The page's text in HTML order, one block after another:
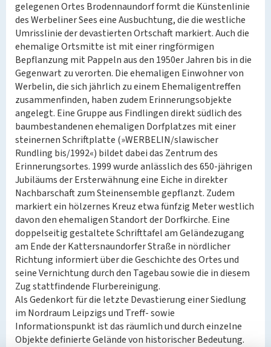
gelegenen Ortes Brodennaundorf formt die Künstenlinie
des Werbeliner Sees eine Ausbuchtung, die die westliche
Umrisslinie der devastierten Ortschaft markiert. Auch die
ehemalige Ortsmitte ist mit einer ringförmigen
Bepflanzung mit Pappeln aus den 1950er Jahren bis in die
Gegenwart zu verorten. Die ehemaligen Einwohner von
Werbelin, die sich jährlich zu einem Ehemaligentreffen
zusammenfinden, haben zudem Erinnerungsobjekte
angelegt. Eine Gruppe aus Findlingen direkt südlich des
baumbestandenen ehemaligen Dorfplatzes mit einer
steinernen Schriftplatte (»WERBELIN/slawischer
Rundling bis/1992«) bildet dabei das Zentrum des
Erinnerungsortes. 1999 wurde anlässlich des 650-jährigen
Jubiläums der Ersterwähnung eine Eiche in direkter
Nachbarschaft zum Steinensemble gepflanzt. Zudem
markiert ein hölzernes Kreuz etwa fünfzig Meter westlich
davon den ehemaligen Standort der Dorfkirche. Eine
doppelseitig gestaltete Schrifttafel am Geländezugang
am Ende der Kattersnaundorfer Straße in nördlicher
Richtung informiert über die Geschichte des Ortes und
seine Vernichtung durch den Tagebau sowie die in diesem
Zug stattfindende Flurbereinigung.
Als Gedenkort für die letzte Devastierung einer Siedlung
im Nordraum Leipzigs und Treff- sowie
Informationspunkt ist das räumlich und durch einzelne
Objekte definierte Gelände von historischer Bedeutung.